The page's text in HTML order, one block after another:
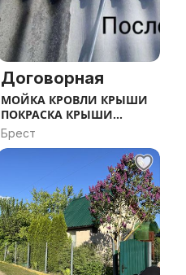
Договорная
МОЙКА КРОВЛИ КРЫШИ
ПОКРАСКА КРЫШИ
Помыть шифер МОЙКА
ТРОТУАРНОЙ ПЛИТКИ
Мойка крыш Покраска
Брест